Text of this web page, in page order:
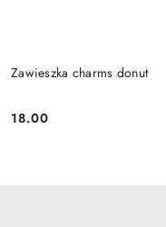
Zawieszka charms donut
Cena:
18.00